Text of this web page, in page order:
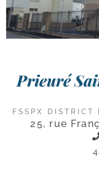
Prieuré
FSSPX DISTRICT
25, rue